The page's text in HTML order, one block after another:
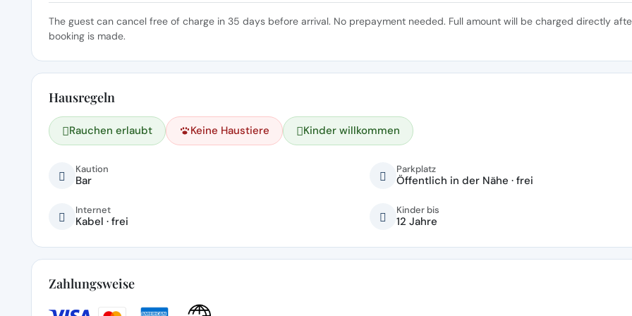
The guest can cancel free of charge in 35 days before arrival. No prepayment needed. Full amount will be charged directly
booking is made.
Hausregeln
Rauchen erlaubt Keine Haustiere Kinder willkommen
Kaution
Bar
Parkplatz
Öffentlich in der Nähe · frei
Internet
Kabel · frei
Kinder bis
12 Jahre
Zahlungsweise